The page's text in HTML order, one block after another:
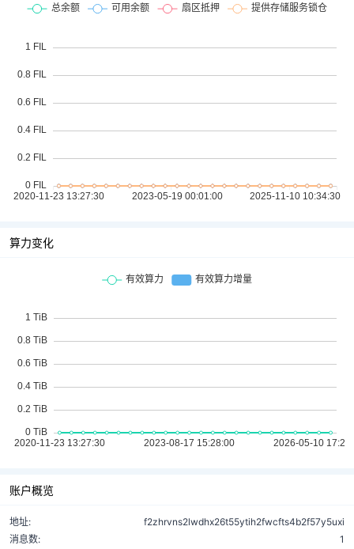
算力变化
账户概览
地址:
f2zhrvns2lwdhx26t55ytih2fwcfts4b2f57y5uxi
消息数:
1